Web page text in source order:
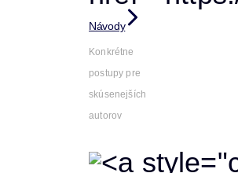
Návody
Konkrétne
postupy pre
skúsenejších
autorov